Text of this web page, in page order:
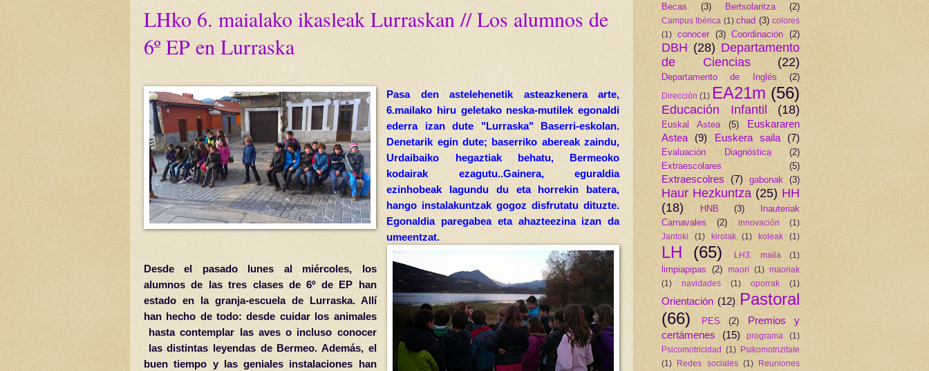
LHko 6. maialako ikasleak Lurraskan // Los alumnos de
6º EP en Lurraska
Pasa den astelehenetik asteazkenera arte,
6.mailako hiru geletako neska-mutilek egonaldi
ederra izan dute "Lurraska" Baserri-eskolan.
Denetarik egin dute; baserriko abereak zaindu,
Urdaibaiko hegaztiak behatu, Bermeoko
kodairak ezagutu..Gainera, eguraldia
ezinhobeak lagundu du eta horrekin batera,
hango instalakuntzak gogoz disfrutatu dituzte.
Egonaldia paregabea eta ahazteezina izan da
umeentzat.
Desde el pasado lunes al miércoles, los
alumnos de las tres clases de 6º de EP han
estado en la granja-escuela de Lurraska. Allí
han hecho de todo: desde cuidar los animales
hasta contemplar las aves o incluso conocer
las distintas leyendas de Bermeo. Además, el
buen tiempo y las geniales instalaciones han
Becas (3) Bertsolaritza (2)
Campus Ibérica (1) chad (3) colores
(1)
conocer (3) Coordinación (2)
DBH (28) Departamento
de Ciencias
(22)
Departamento de Inglés (2)
Dirección (1) EA21m (56)
Educación Infantil (18)
Euskal Astea (5)
Euskararen
Astea
(9) Euskera saila (7)
Evaluación Diagnóstica
(2)
Extraescolares
(5)
Extraescolres (7) gabonak (3)
Haur Hezkuntza (25) HH
(18)
HNB (3)
Inauteriak
Carnavales
(2) innovación
(1)
Jantoki
(1) kirolak (1) koleak (1)
LH (65) LH3. maila (1)
limpiapipas (2) maori (1) maoriak
(1)
navidades (1) oporrak (1)
Orientación (12)
Pastoral
(66)
PES (2)
Premios y
certámenes
(15) programa
(1)
Psicomotricidad
(1)
Psikomotrizitate
(1)
Redes sociales (1)
Reuniones